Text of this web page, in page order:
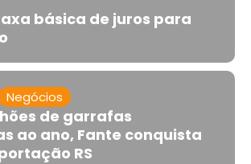
básica de juros para
Negócios
de garrafas
ao ano, Fante conquista
RS